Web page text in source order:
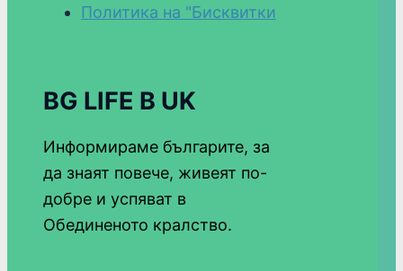
Политика на "Бисквитки
BG LIFE В UK
Информираме българите, за
да знаят повече, живеят по-
добре и успяват в
Обединеното кралство.